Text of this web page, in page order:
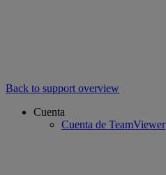
Back to support overview
Cuenta
Cuenta de TeamViewer